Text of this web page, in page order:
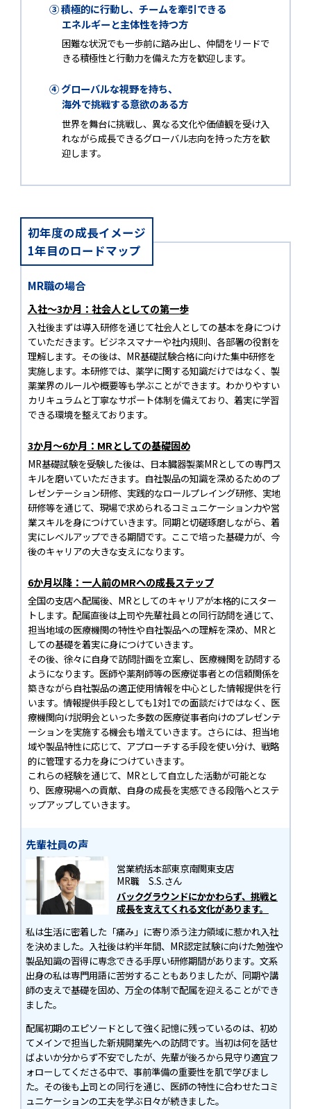
③ 積極的に行動し、チームを牽引できる
エネルギーと主体性を持つ方
困難な状況でも一歩前に踏み出し、仲間をリードで
きる積極性と行動力を備えた方を歓迎します。
④ グローバルな視野を持ち、
海外で挑戦する意欲のある方
世界を舞台に挑戦し、異なる文化や価値観を受け入
れながら成長できるグローバル志向を持った方を歓
迎します。
初年度の成長イメージ
1年目のロードマップ
MR職の場合
入社～3か月：社会人としての第一歩
入社後まずは導入研修を通じて社会人としての基本を身につけ
ていただきます。ビジネスマナーや社内規則、各部署の役割を
理解します。その後は、MR基礎試験合格に向けた集中研修を
実施します。本研修では、薬学に関する知識だけではなく、製
薬業界のルールや概要等も学ぶことができます。わかりやすい
カリキュラムと丁寧なサポート体制を備えており、着実に学習
できる環境を整えております。
3か月～6か月：MRとしての基礎固め
MR基礎試験を受験した後は、日本臓器製薬MRとしての専門ス
キルを磨いていただきます。自社製品の知識を深めるためのプ
レゼンテーション研修、実践的なロールプレイング研修、実地
研修等を通じて、現場で求められるコミュニケーション力や営
業スキルを身につけていきます。同期と切磋琢磨しながら、着
実にレベルアップできる期間です。ここで培った基礎力が、今
後のキャリアの大きな支えになります。
6か月以降：一人前のMRへの成長ステップ
全国の支店へ配属後、MRとしてのキャリアが本格的にスター
トします。配属直後は上司や先輩社員との同行訪問を通じて、
担当地域の医療機関の特性や自社製品への理解を深め、MRと
しての基礎を着実に身につけていきます。
その後、徐々に自身で訪問計画を立案し、医療機関を訪問する
ようになります。医師や薬剤師等の医療従事者との信頼関係を
築きながら自社製品の適正使用情報を中心とした情報提供を行
います。情報提供手段としても1対1での面談だけではなく、医
療機関向け説明会といった多数の医療従事者向けのプレゼンテ
ーションを実施する機会も増えていきます。さらには、担当地
域や製品特性に応じて、アプローチする手段を使い分け、戦略
的に管理する力を身につけていきます。
これらの経験を通じて、MRとして自立した活動が可能とな
り、医療現場への貢献、自身の成長を実感できる段階へとステ
ップアップしていきます。
先輩社員の声
営業統括本部東京南関東支店
MR職 S.S.さん
バックグラウンドにかかわらず、挑戦と
成長を支えてくれる文化があります。
私は生活に密着した「痛み」に寄り添う注力領域に惹かれ入社
を決めました。入社後は約半年間、MR認定試験に向けた勉強や
製品知識の習得に専念できる手厚い研修期間があります。文系
出身の私は専門用語に苦労することもありましたが、同期や講
師の支えで基礎を固め、万全の体制で配属を迎えることができ
ました。
配属初期のエピソードとして強く記憶に残っているのは、初め
てメインで担当した新規開業先への訪問です。当初は何を話せ
ばよいか分からず不安でしたが、先輩が後ろから見守り適宜フ
ォローしてくださる中で、事前準備の重要性を肌で学びまし
た。その後も上司との同行を通じ、医師の特性に合わせたコミ
ュニケーションの工夫を学ぶ日々が続きました。